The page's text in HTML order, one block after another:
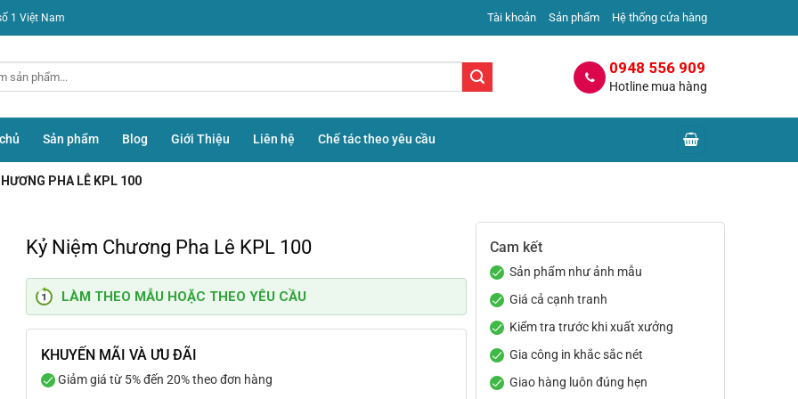
1 Việt Nam Tài khoản Sản phẩm Hệ thống cửa hàng
0948 556 909
Hotline mua hàng
Sản phẩm Blog Giới Thiệu Liên hệ Chế tác theo yêu cầu
PHA LÊ KPL 100
Cam kết
Sản phẩm như ảnh mẫu
Giá cả cạnh tranh
Kiểm tra trước khi xuất xưởng
Gia công in khắc sắc nét
Giao hàng luôn đúng hẹn
Kỷ Niệm Chương Pha Lê KPL 100
LÀM THEO MẪU HOẶC THEO YÊU CẦU
KHUYẾN MÃI VÀ ƯU ĐÃI
Giảm giá từ 5% đến 20% theo đơn hàng